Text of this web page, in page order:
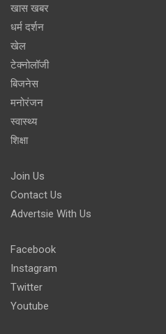
खास खबर
धर्म दर्शन
खेल
टेक्नोलॉजी
बिजनेस
मनोरंजन
स्वास्थ्य
शिक्षा
Join Us
Contact Us
Advertsie With Us
Facebook
Instagram
Twitter
Youtube